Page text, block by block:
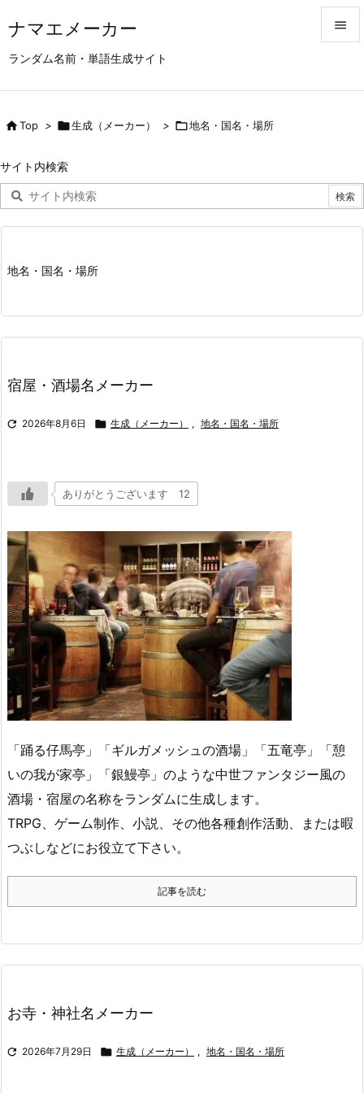
ナマエメーカー
ランダム名前・単語生成サイト


次へ

Top > 生成（メーカー） > 地名・国名・場所
サイト内検索
地名・国名・場所
宿屋・酒場名メーカー
 2026年8月6日  生成（メーカー） , 地名・国名・場所
ありがとうございます 12
「踊る仔馬亭」「ギルガメッシュの酒場」「五竜亭」「憩
いの我が家亭」「銀鰻亭」のような中世ファンタジー風の
酒場・宿屋の名称をランダムに生成します。
TRPG、ゲーム制作、小説、その他各種創作活動、または暇
つぶしなどにお役立て下さい。
記事を読む
お寺・神社名メーカー
 2026年7月29日  生成（メーカー） , 地名・国名・場所